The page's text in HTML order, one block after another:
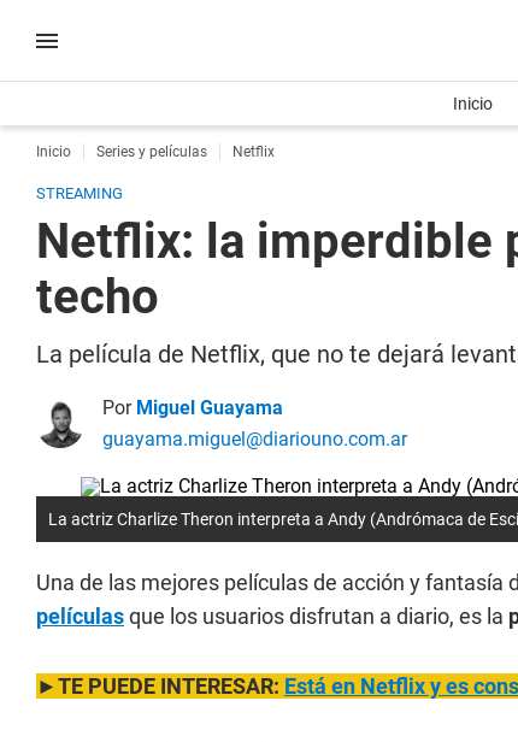
Inicio
Inicio Series y películas Netflix
STREAMING
Netflix: la imperdible
techo
La película de Netflix, que no te dejará
Por Miguel Guayama
guayama.miguel@diariouno.com.ar
La actriz Charlize Theron interpreta a Andy (Andrómaca de
Una de las mejores películas de acción y fantasía
películasque los usuarios disfrutan a diario, es la
►TE PUEDE INTERESAR: Está en Netflix y es